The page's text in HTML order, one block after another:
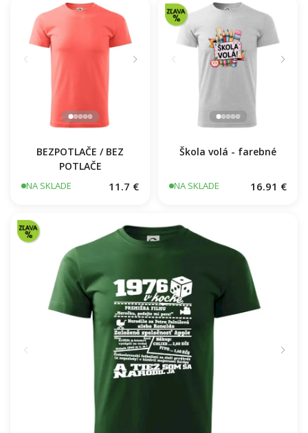
BEZPOTLAČE / BEZ
POTLAČE
NA SKLADE 11.7 €
Škola volá - farebné
NA SKLADE 16.91 €